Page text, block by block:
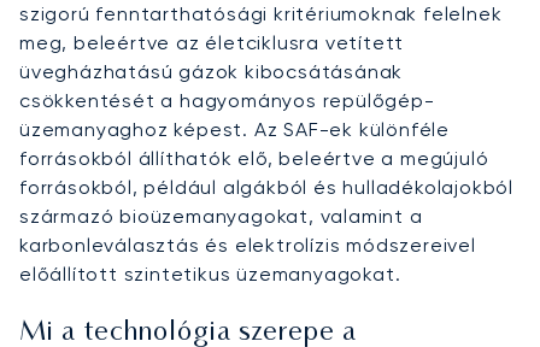
szigorú fenntarthatósági kritériumoknak felelnek
meg, beleértve az életciklusra vetített
üvegházhatású gázok kibocsátásának
csökkentését a hagyományos repülőgép-
üzemanyaghoz képest. Az SAF-ek különféle
forrásokból állíthatók elő, beleértve a megújuló
forrásokból, például algákból és hulladékolajokból
származó bioüzemanyagokat, valamint a
karbonleválasztás és elektrolízis módszereivel
előállított szintetikus üzemanyagokat.
Mi a technológia szerepe a